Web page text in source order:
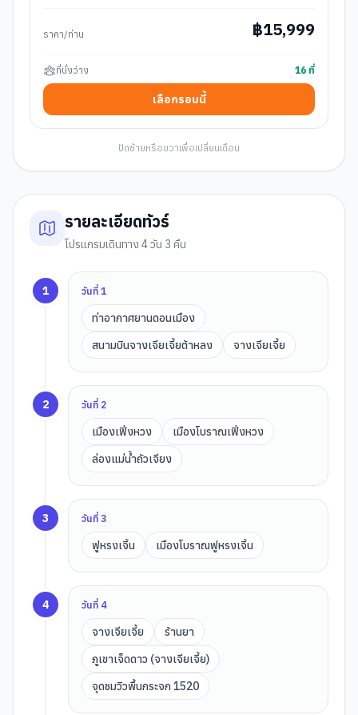
ราคา/ท่าน ฿15,999
ที่นั่งว่าง 16 ที่
เลือกรอบนี้
ปัดซ้ายหรือขวาเพื่อเปลี่ยนเดือน
รายละเอียดทัวร์
โปรแกรมเดินทาง 4 วัน 3 คืน
1 วันที่1
ท่าอากาศยานดอนเมือง
สนามบินจางเจียเจี้ยต้าหลง
จางเจียเจี้ย
2 วันที่ 2
เมืองเฟิ่งหวง
เมืองโบราณเฟิ่งหวง
ล่องแม่น้ำถัวเจียง
3 วันที่3
ฟูหรงเจิ้น เมืองโบราณฟูหรงเจิ้น
4 วันที่ 4
จางเจียเจี้ย
ร้านยา
ภูเขาเจ็ดดาว (จางเจียเจี้ย)
จุดชมวิวพื้นกระจก 1520